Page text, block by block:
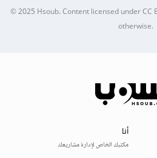
© 2025Hsoub.Content licensed underCC
otherwise.